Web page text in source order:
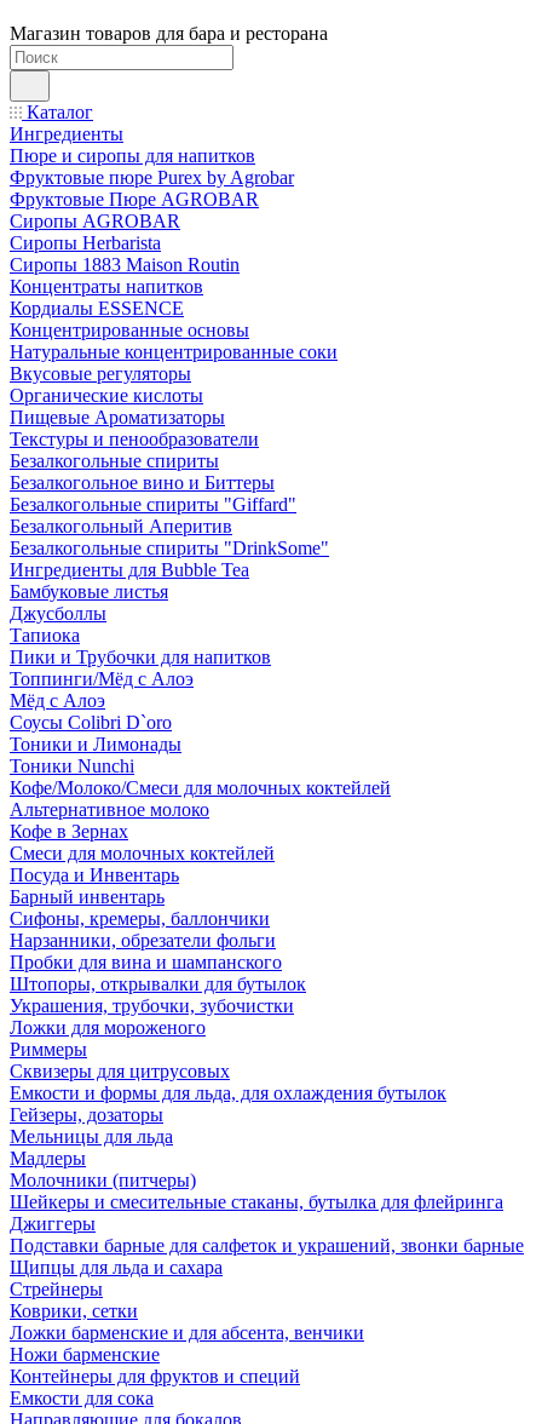
Магазин товаров для бара и ресторана
Каталог
Ингредиенты
Пюре и сиропы для напитков
Фруктовые пюре Purex by Agrobar
Фруктовые Пюре AGROBAR
Сиропы AGROBAR
Сиропы Herbarista
Сиропы 1883 Maison Routin
Концентраты напитков
Кордиалы ESSENCE
Концентрированные основы
Натуральные концентрированные соки
Вкусовые регуляторы
Органические кислоты
Пищевые Ароматизаторы
Текстуры и пенообразователи
Безалкогольные спириты
Безалкогольное вино и Биттеры
Безалкогольные спириты "Giffard"
Безалкогольный Аперитив
Безалкогольные спириты "DrinkSome"
Ингредиенты для Bubble Tea
Бамбуковые листья
Джусболлы
Тапиока
Пики и Трубочки для напитков
Топпинги/Мёд с Алоэ
Мёд с Алоэ
Соусы Colibri D`oro
Тоники и Лимонады
Тоники Nunchi
Кофе/Молоко/Смеси для молочных коктейлей
Альтернативное молоко
Кофе в Зернах
Смеси для молочных коктейлей
Посуда и Инвентарь
Барный инвентарь
Сифоны, кремеры, баллончики
Нарзанники, обрезатели фольги
Пробки для вина и шампанского
Штопоры, открывалки для бутылок
Украшения, трубочки, зубочистки
Ложки для мороженого
Риммеры
Сквизеры для цитрусовых
Емкости и формы для льда, для охлаждения бутылок
Гейзеры, дозаторы
Мельницы для льда
Мадлеры
Молочники (питчеры)
Шейкеры и смесительные стаканы, бутылка для флейринга
Джиггеры
Подставки барные для салфеток и украшений, звонки барные
Щипцы для льда и сахара
Стрейнеры
Коврики, сетки
Ложки барменские и для абсента, венчики
Ножи барменские
Контейнеры для фруктов и специй
Емкости для сока
Направляющие для бокалов